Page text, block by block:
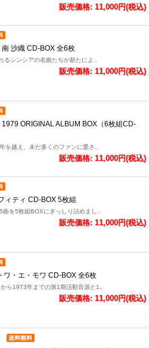
販売価格: 11,000円(税込)
南 沙織 CD-BOX 全6枚
るシンシアの名曲たちが新たによ..
販売価格: 11,000円(税込)
ORIGINAL ALBUM BOX（6枚組CD-
を越え、未だ多くのファンに愛さ..
販売価格: 11,000円(税込)
ィティ CD-BOX 5枚組
を5枚組BOXにぎっしり詰めまし..
販売価格: 11,000円(税込)
ワ・エ・モワ CD-BOX 全6枚
ら1973年までの第1期活動音源と1..
販売価格: 11,000円(税込)